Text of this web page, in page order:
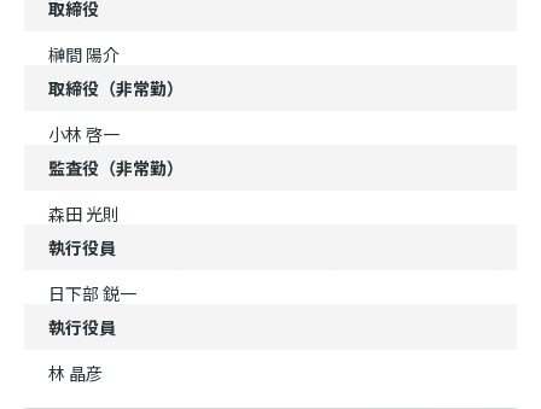
取締役
榊間 陽介
取締役（非常勤）
小林 啓一
監査役（非常勤）
森田 光則
執行役員
日下部 鋭一
執行役員
林 晶彦